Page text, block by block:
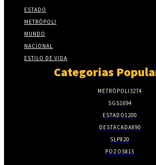
ESTADO
METRÓPOLI
MUNDO
NACIONAL
ESTILO DE VIDA
Categorias
METRÓPOLI3274
SGS1694
ESTADO1200
DESTACADA890
SLP820
POZOS815